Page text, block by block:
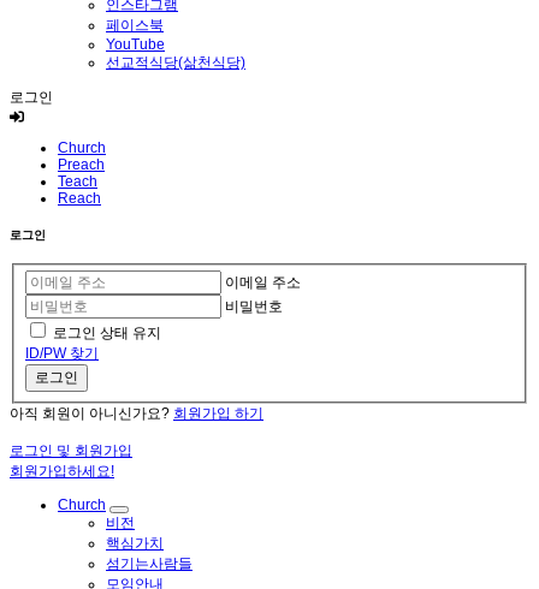
인스타그램
페이스북
YouTube
선교적식당(삶천식당)
로그인
Church
Preach
Teach
Reach
로그인
이메일 주소
비밀번호
로그인 상태 유지
ID/PW 찾기
로그인
아직 회원이 아니신가요? 회원가입 하기
로그인 및 회원가입
회원가입하세요!
Church
비전
핵심가치
섬기는사람들
모임안내